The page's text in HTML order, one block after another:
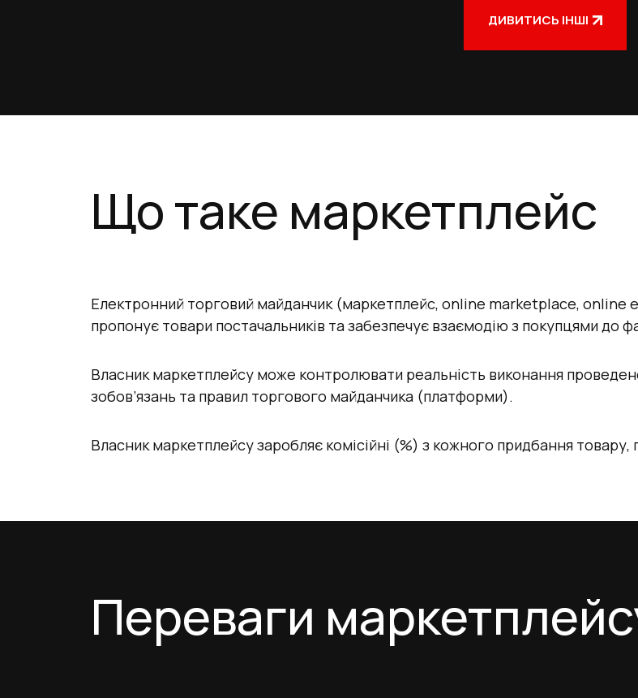
ДИВИТИСЬ ІНШІ
Що таке маркетплейс
Електронний торговий майданчик (маркетплейс, online marketplace,
пропонує товари постачальників та забезпечує взаємодію з покупцями до
Власник маркетплейсу може контролювати реальність виконання
зобов’язань та правил торгового майданчика (платформи).
Власник маркетплейсу заробляє комісійні (%) з кожного придбання товару,
Переваги